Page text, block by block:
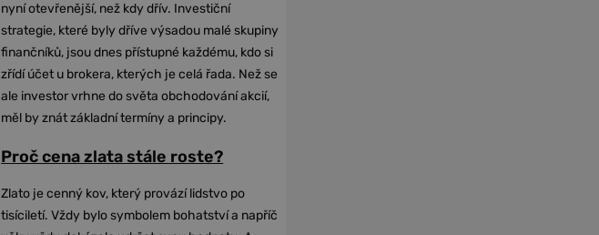
nyní otevřenější, než kdy dřív. Investiční
strategie, které byly dříve výsadou malé skupiny
finančníků, jsou dnes přístupné každému, kdo si
zřídí účet u brokera, kterých je celá řada. Než se
ale investor vrhne do světa obchodování akcií,
měl by znát základní termíny a principy.
Proč cena zlata stále roste?
Zlato je cenný kov, který provází lidstvo po
tisíciletí. Vždy bylo symbolem bohatství a napříč